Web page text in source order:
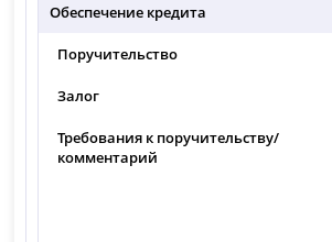
Обеспечение кредита
Поручительство
Залог
Требования к поручительству/
комментарий